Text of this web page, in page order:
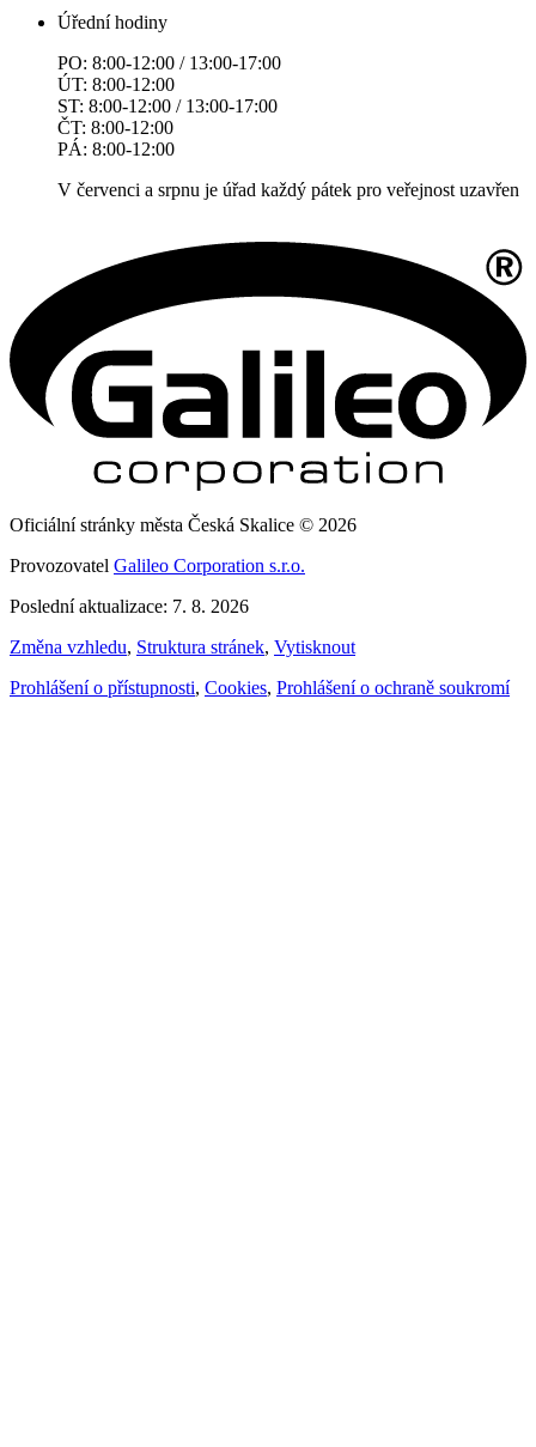
Úřední hodiny
PO: 8:00-12:00 / 13:00-17:00
ÚT: 8:00-12:00
ST: 8:00-12:00 / 13:00-17:00
ČT: 8:00-12:00
PÁ: 8:00-12:00
V červenci a srpnu je úřad každý pátek pro veřejnost uzavřen
Oficiální stránky města Česká Skalice © 2026
Provozovatel Galileo Corporation s.r.o.
Poslední aktualizace: 7. 8. 2026
Změna vzhledu, Struktura stránek, Vytisknout
Prohlášení o přístupnosti, Cookies, Prohlášení o ochraně soukromí